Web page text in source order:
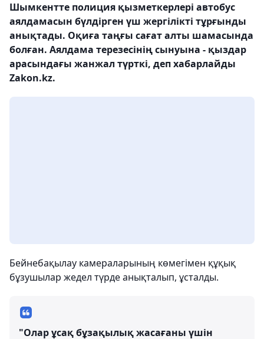
Шымкентте полиция қызметкерлері автобус
аялдамасын бүлдірген үш жергілікті тұрғынды
анықтады. Оқиға таңғы сағат алты шамасында
болған. Аялдама терезесінің сынуына - қыздар
арасындағы жанжал түрткі, деп хабарлайды
Zakon.kz.
Бейнебақылау камераларының көмегімен құқық
бұзушылар жедел түрде анықталып, ұсталды.
"Олар ұсақ бұзақылық жасағаны үшін